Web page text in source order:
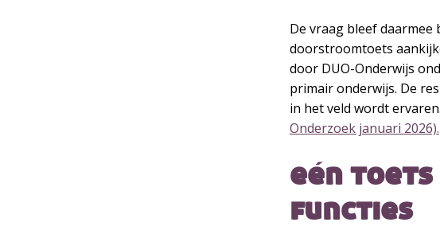
De vraag bleef
doorstroomtoets
door DUO-Onderwijs
primair onderwijs. De
in het veld wordt
Onderzoek januari 2026).
eén
functies